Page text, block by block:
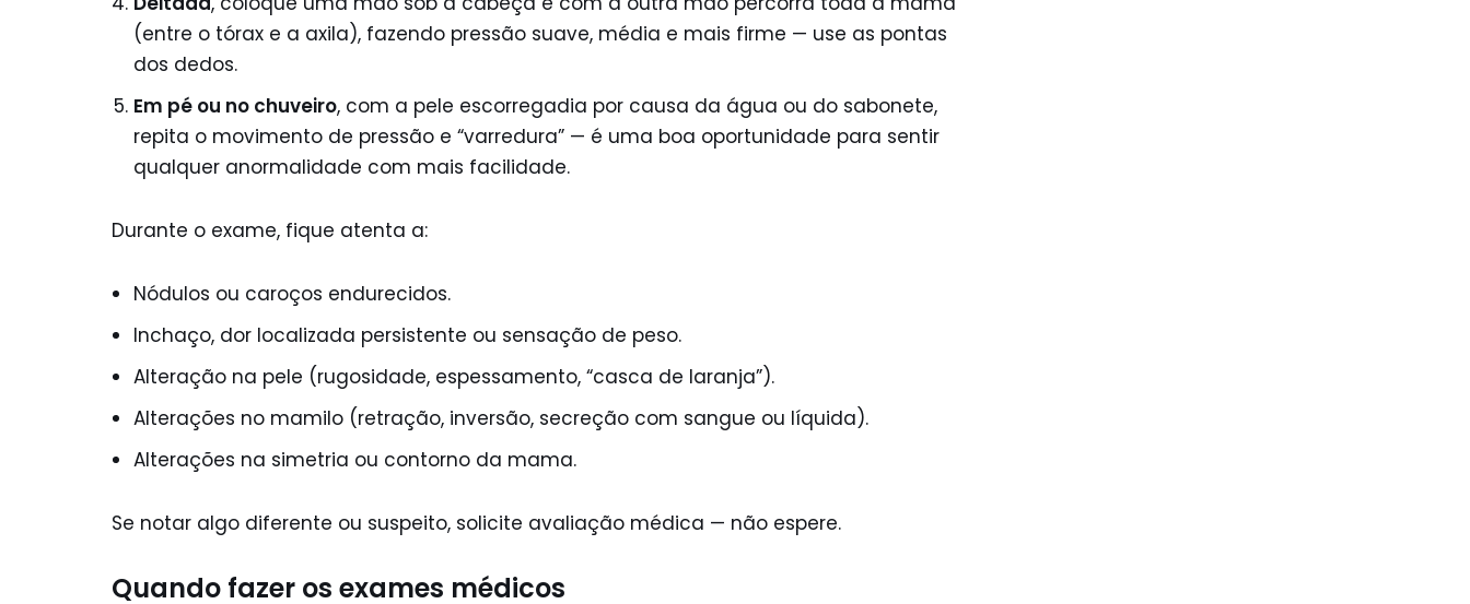
(entre o tórax e a axila), fazendo pressão suave, média e mais firme — use as pontas
dos dedos.
Em pé ou no chuveiro, com a pele escorregadia por causa da água ou do sabonete,
repita o movimento de pressão e “varredura” — é uma boa oportunidade para sentir
qualquer anormalidade com mais facilidade.
Durante o exame, fique atenta a:
Nódulos ou caroços endurecidos.
Inchaço, dor localizada persistente ou sensação de peso.
Alteração na pele (rugosidade, espessamento, “casca de laranja”).
Alterações no mamilo (retração, inversão, secreção com sangue ou líquida).
Alterações na simetria ou contorno da mama.
Se notar algo diferente ou suspeito, solicite avaliação médica — não espere.
Quando fazer os exames médicos